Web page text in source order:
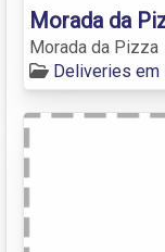
Morada da
Morada da Pizza
Deliveries em